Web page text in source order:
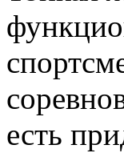
есть